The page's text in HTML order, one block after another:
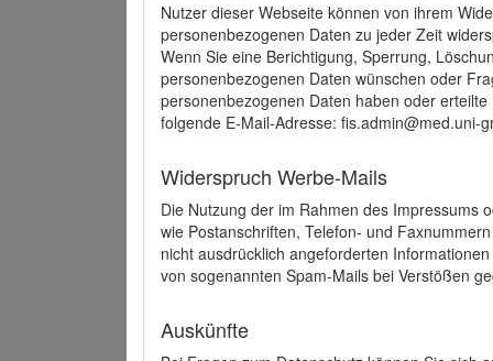
Nutzer dieser Webseite können von ihrem
personenbezogenen Daten zu jeder Zeit
Wenn Sie eine Berichtigung, Sperrung,
personenbezogenen Daten wünschen oder
personenbezogenen Daten haben oder
folgende E-Mail-Adresse: fis.admin@med.uni-
Widerspruch Werbe-Mails
Die Nutzung der im Rahmen des Impressums
wie Postanschriften, Telefon- und
nicht ausdrücklich angeforderten
von sogenannten Spam-Mails bei Verstößen
Auskünfte